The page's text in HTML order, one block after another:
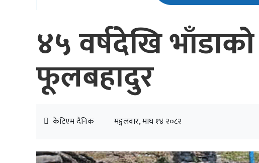
४५ वर्षदेखि
फूलबहादुर
केटिएम दैनिक मङ्गलवार, माघ १४ २०८२